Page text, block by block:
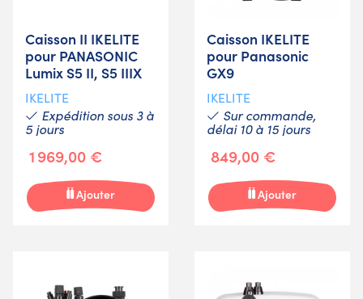
Caisson II IKELITE
pour PANASONIC
Lumix S5 II, S5 IIIX
IKELITE
Expédition sous 3 à
5 jours
1 969,00 €
Ajouter
Caisson IKELITE
pour Panasonic
GX9
IKELITE
Sur commande,
délai 10 à 15 jours
849,00 €
Ajouter